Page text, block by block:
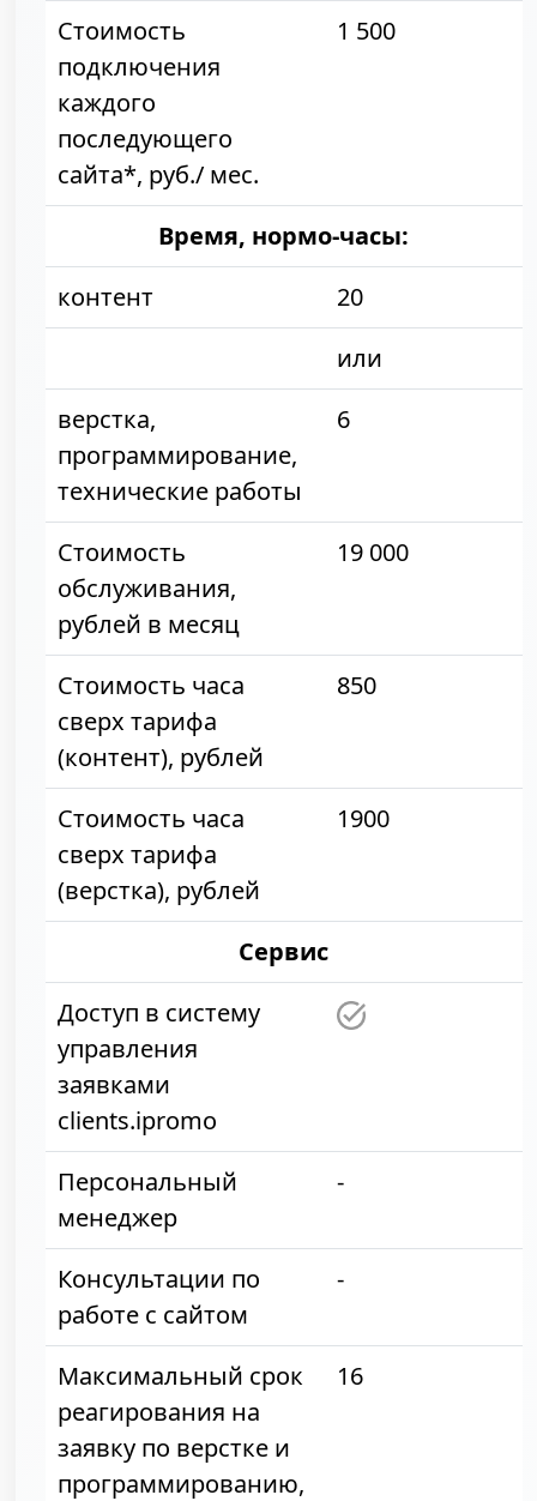
Стоимость
подключения
каждого
последующего
сайта*, руб./ мес.
1 500
Время, нормо-часы:
контент
20
или
верстка,
программирование,
технические работы
6
Стоимость
обслуживания,
рублей в месяц
19 000
Стоимость часа
сверх тарифа
(контент), рублей
850
Стоимость часа
сверх тарифа
(верстка), рублей
1900
Сервис
Доступ в систему
управления
заявками
clients.ipromo
Персональный
менеджер
-
Консультации по
работе с сайтом
-
Максимальный срок
реагирования на
заявку по верстке и
программированию,
16